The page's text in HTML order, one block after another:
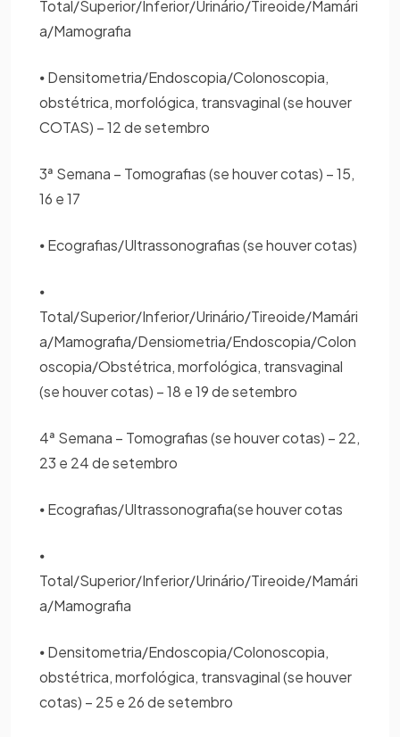
Total/Superior/Inferior/Urinário/Tireoide/Mamári
a/Mamografia
⦁ Densitometria/Endoscopia/Colonoscopia,
obstétrica, morfológica, transvaginal (se houver
COTAS) – 12 de setembro
3ª Semana – Tomografias (se houver cotas) – 15,
16 e 17
⦁ Ecografias/Ultrassonografias (se houver cotas)
⦁
Total/Superior/Inferior/Urinário/Tireoide/Mamári
a/Mamografia/Densiometria/Endoscopia/Colon
oscopia/Obstétrica, morfológica, transvaginal
(se houver cotas) – 18 e 19 de setembro
4ª Semana – Tomografias (se houver cotas) – 22,
23 e 24 de setembro
⦁ Ecografias/Ultrassonografia(se houver cotas
⦁
Total/Superior/Inferior/Urinário/Tireoide/Mamári
a/Mamografia
⦁ Densitometria/Endoscopia/Colonoscopia,
obstétrica, morfológica, transvaginal (se houver
cotas) – 25 e 26 de setembro